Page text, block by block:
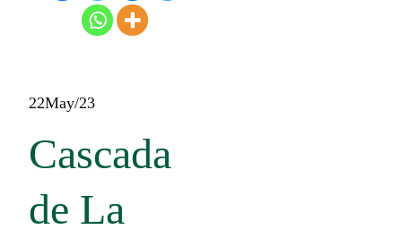
22May/23
Cascada
de La